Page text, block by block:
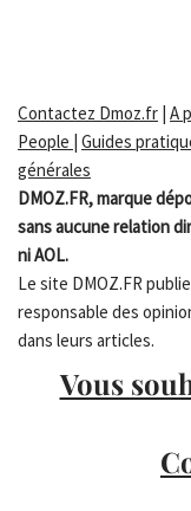
Contactez Dmoz.fr | A
People | Guides
générales
DMOZ.FR, marque
sans aucune relation
ni AOL.
Le site DMOZ.FR
responsable des
dans leurs articles.
Vous